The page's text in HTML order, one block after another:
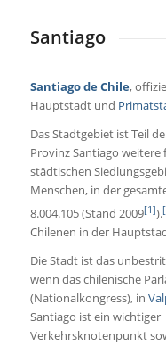
Santiago
Santiago de Chile,
Hauptstadt und
Das Stadtgebiet ist Teil
Provinz Santiago
städtischen
Menschen, in der
8.004.105 (Stand 2009[1]).
Chilenen in der
Die Stadt ist das
wenn das chilenische
(Nationalkongress), in
Santiago ist ein wichtiger
Verkehrsknotenpunkt